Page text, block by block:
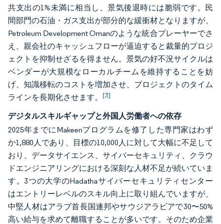
共支出の1%未満に相当し、景気後退時には脆弱です。民
間部門の石油・ガス支出が部分的な緩衝材となりますが、
Petroleum Development Omanのような統合プレーヤーでさ
え、親会社のキャッシュフローが逼迫すると裁量的プロジ
ェクトを抑制せざるを得ません。景気の好不況サイクルは
ベンダーが大規模なローカルチームを維持することを妨
げ、知識移転のコストを増加させ、プロジェクトのタイム
ラインを長期化させます。 [3]
デジタルスキルギャップと外国人労働者への依存
2025年までにMakeenプログラムを修了した専門家はわず
か1,880人であり、目標の10,000人に対して大幅に不足して
おり、データサイエンス、サイバーセキュリティ、クラウ
ドエンジニアリングにおける深刻な人材不足が続いていま
す。3つの大学のHadathaサイバーセキュリティセンター
はエントリーレベルのスキル向上に取り組んでいますが、
中堅人材はアラブ首長国連邦やサウジアラビアで30〜50%
高い給与を求めて離職することが多いです。そのため企業